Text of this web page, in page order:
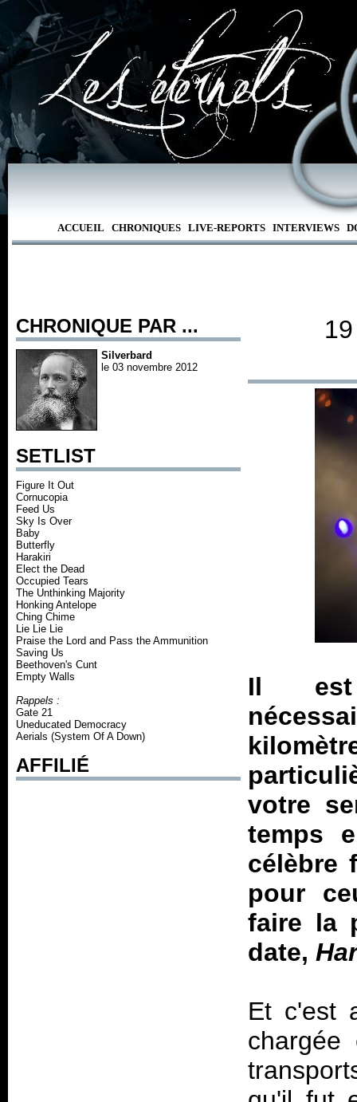
ACCUEIL CHRONIQUES LIVE-REPORTS INTERVIEWS
CHRONIQUE PAR ...
Silverbard
le 03 novembre 2012
SETLIST
Figure It Out
Cornucopia
Feed Us
Sky Is Over
Baby
Butterfly
Harakiri
Elect the Dead
Occupied Tears
The Unthinking Majority
Honking Antelope
Ching Chime
Lie Lie Lie
Praise the Lord and Pass the Ammunition
Saving Us
Beethoven's Cunt
Empty Walls
Rappels :
Gate 21
Uneducated Democracy
Aerials (System Of A Down)
AFFILIÉ
Il est
votre
temps
célèbre
pour
faire la
date,
Et c'est